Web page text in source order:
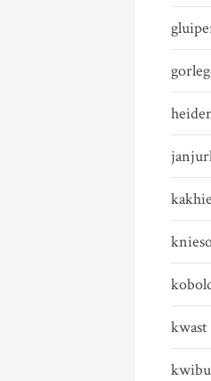
kwast